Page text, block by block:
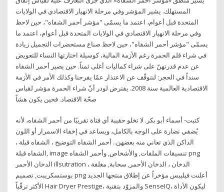
المستهلك. يشير المؤشر وفي مرحلة الانهيار الاقتصادي في الولايات
المتحدة قبل أعوام، اعتمد ما يسمّى "مؤشر أحمر الشفاه"، حين لاحظ
وفي مرحلة الانهيار الاقتصادي في الولايات المتحدة قبل أعوام، اعتمد ما
يسمّى "مؤشر أحمر الشفاه"، حين لاحظ صناع مستحضرات التجميل زيادة
في شراء قلم الحمرة رغم الأزمة المالية، كوسيلة اختارتها النساء للتعويض
عن عدم قدرتهنّ على شراء كماليات أغلى ثمناً. حين يصير أحمر الشفاه
سنداً في الحجر: لنتوقّف عن الاعتذار عمّا يفرحنا وكذلك الأمر في الأزمة
الاقتصادية العالمية سنة 2008. يفترض لودر أنّ شراء الحمرة مؤشر لقياس
صحّة الاقتصاد. فحين يكون هشاً
كتبت- أسماء أبو بكر. لا تخلو حقيبة أي فتاة تقريبًا من أحمر الشفاه، لأنه
يُضفي نضارة على الوجه بالكامل، ويساعد في إخفاء الاسمرار أو اللون
الداكن الذي تعاني منه بعضهن.. أحمر الشفاه التوضيح ، الشفاه قبلة ،
الشفاه قبلة, image تنسيقات الملفات, والأشخاص, وأحمر الشفاه png
الدخان الأحمر illsutration ، الدخان ، الدخان الأحمر, سحابة, مغلفة
بوستسكريبت, تصميم png أعلنت فيليبس مؤخراً عن إطلاق منتجها الجديد
الأكثر ترقّباً Hair Dryer Prestige، والمزوّد بتقنية SenseIQ، ليكون الأداة